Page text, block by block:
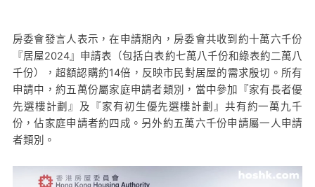
房委會發言人表示，在申請期內，房委會共收到約十萬六千份
『居屋2024』申請表（包括白表約七萬八千份和綠表約二萬八
千份），超額認購約14倍，反映市民對居屋的需求殷切。所有
申請中，約五萬份屬家庭申請者類別，當中參加『家有長者優
先選樓計劃』及『家有初生優先選樓計劃』共有約一萬九千
份，佔家庭申請者約四成。另外約五萬六千份申請屬一人申請
者類別。